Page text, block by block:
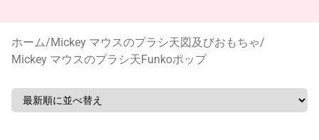
ホーム/Mickey マウスのプラシ天図及びおもちゃ/
Mickey マウスのプラシ天Funkoポップ